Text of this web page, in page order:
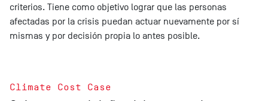
criterios. Tiene como objetivo lograr que las personas
afectadas por la crisis puedan actuar nuevamente por sí
mismas y por decisión propia lo antes posible.
Climate Cost Case